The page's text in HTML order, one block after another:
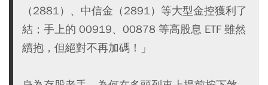
（2881）、中信金（2891）等大型金控獲利了
結；手上的 00919、00878 等高股息 ETF 雖然
續抱，但絕對不再加碼！」